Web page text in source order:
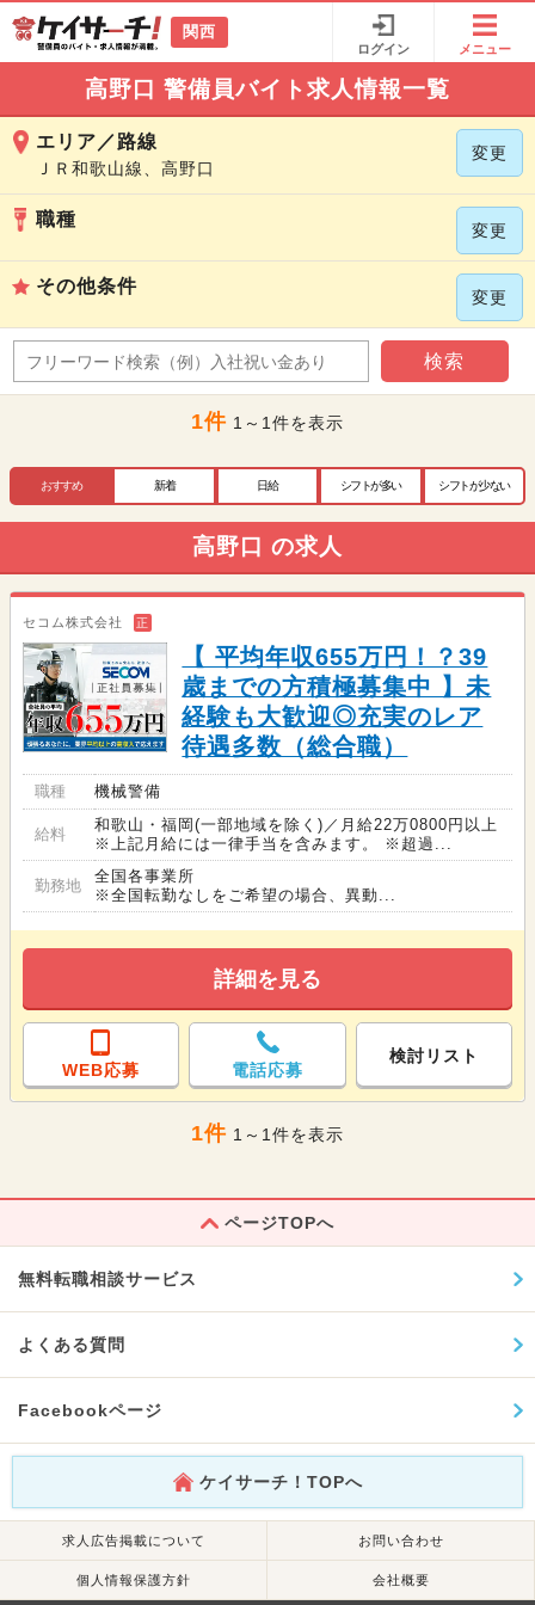
関西
ログイン メニュー
高野口 警備員バイト求人情報一覧
エリア／路線
ＪＲ和歌山線、高野口
変更
職種
変更
その他条件
変更
検索
1件 1～1件を表示
おすすめ 新着 日給 シフトが多い シフトが少ない
高野口 の求人
セコム株式会社 正
【 平均年収655万円！？39
歳までの方積極募集中 】未
経験も大歓迎◎充実のレア
待遇多数（総合職）
職種 機械警備
給料
和歌山・福岡(一部地域を除く)／月給22万0800円以上
※上記月給には一律手当を含みます。 ※超過...
勤務地
全国各事業所
※全国転勤なしをご希望の場合、異動...
詳細を見る
WEB応募 電話応募
検討リスト
1件 1～1件を表示
ページTOPへ
無料転職相談サービス
よくある質問
Facebookページ
ケイサーチ！TOPへ
求人広告掲載について お問い合わせ
個人情報保護方針 会社概要